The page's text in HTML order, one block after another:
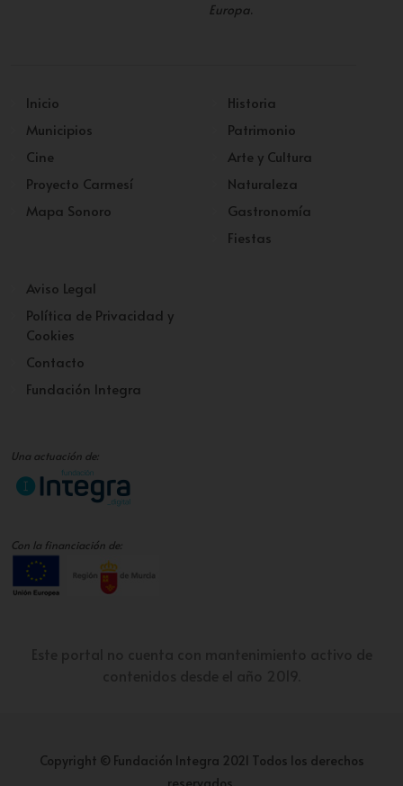
Europa.
Inicio
Municipios
Cine
Proyecto Carmesí
Mapa Sonoro
Historia
Patrimonio
Arte y Cultura
Naturaleza
Gastronomía
Fiestas
Aviso Legal
Política de Privacidad y
Cookies
Contacto
Fundación Integra
Una actuación de:
Con la financiación de:
Copyright © Fundación Integra 2021 Todos los derechos